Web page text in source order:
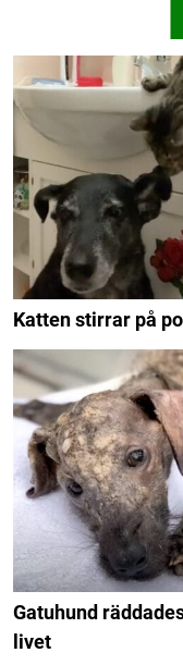
Katten stirrar på
Gatuhund
livet